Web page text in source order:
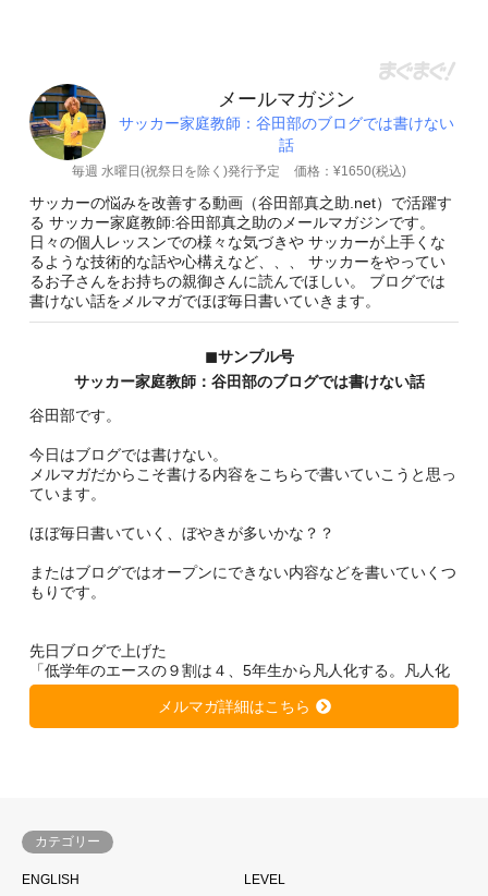
メールマガジン
サッカー家庭教師：谷田部のブログでは書けない
話
毎週 水曜日(祝祭日を除く)発行予定 価格：¥1650(税込)
サッカーの悩みを改善する動画（谷田部真之助.net）で活躍す
る サッカー家庭教師:谷田部真之助のメールマガジンです。
日々の個人レッスンでの様々な気づきや サッカーが上手くな
るような技術的な話や心構えなど、、、 サッカーをやってい
るお子さんをお持ちの親御さんに読んでほしい。 ブログでは
書けない話をメルマガでほぼ毎日書いていきます。
◼︎サンプル号
サッカー家庭教師：谷田部のブログでは書けない話
谷田部です。
今日はブログでは書けない。
メルマガだからこそ書ける内容をこちらで書いていこうと思っ
ています。
ほぼ毎日書いていく、ぼやきが多いかな？？
またはブログではオープンにできない内容などを書いていくつ
もりです。
先日ブログで上げた
「低学年のエースの９割は４、5年生から凡人化する。凡人化
しないために、、、」
https://soccer-kateikyousi.com/daihyoublog/archives/7684.htm
l
す。
当たり前と言われるかもしれません。
メルマガ詳細はこちら
カテゴリー
ENGLISH
LEVEL